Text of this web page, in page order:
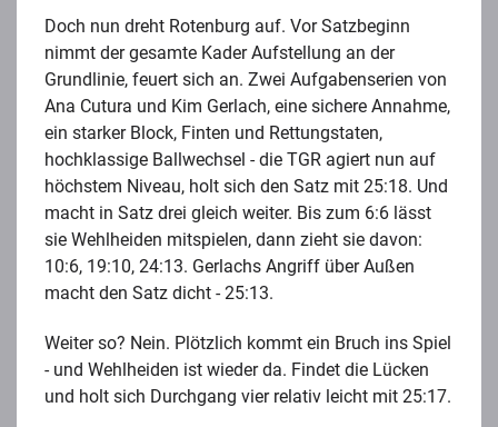
Doch nun dreht Rotenburg auf. Vor Satzbeginn
nimmt der gesamte Kader Aufstellung an der
Grundlinie, feuert sich an. Zwei Aufgabenserien von
Ana Cutura und Kim Gerlach, eine sichere Annahme,
ein starker Block, Finten und Rettungstaten,
hochklassige Ballwechsel - die TGR agiert nun auf
höchstem Niveau, holt sich den Satz mit 25:18. Und
macht in Satz drei gleich weiter. Bis zum 6:6 lässt
sie Wehlheiden mitspielen, dann zieht sie davon:
10:6, 19:10, 24:13. Gerlachs Angriff über Außen
macht den Satz dicht - 25:13.
Weiter so? Nein. Plötzlich kommt ein Bruch ins Spiel
- und Wehlheiden ist wieder da. Findet die Lücken
und holt sich Durchgang vier relativ leicht mit 25:17.